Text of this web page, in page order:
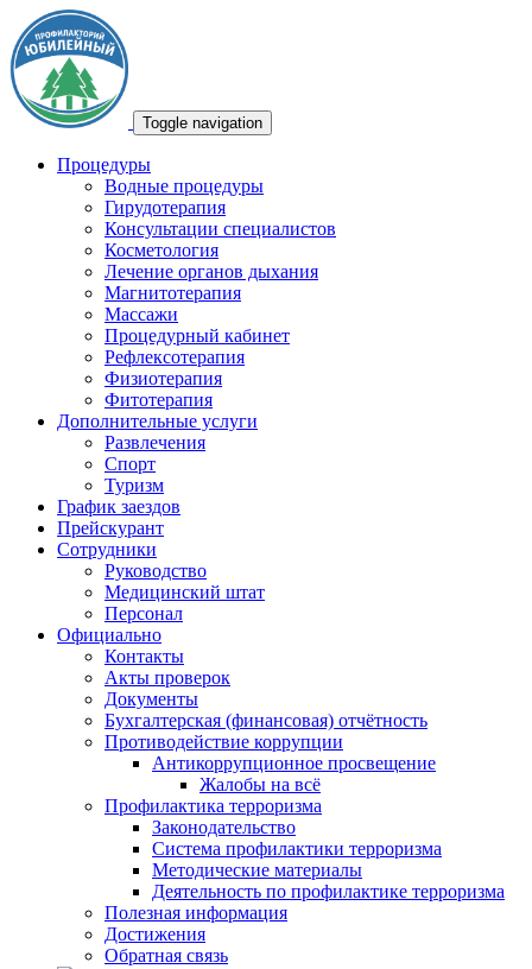
Toggle navigation
Процедуры
Водные процедуры
Гирудотерапия
Консультации специалистов
Косметология
Лечение органов дыхания
Магнитотерапия
Массажи
Процедурный кабинет
Рефлексотерапия
Физиотерапия
Фитотерапия
Дополнительные услуги
Развлечения
Спорт
Туризм
График заездов
Прейскурант
Сотрудники
Руководство
Медицинский штат
Персонал
Официально
Контакты
Акты проверок
Документы
Бухгалтерская (финансовая) отчётность
Противодействие коррупции
Антикоррупционное просвещение
Жалобы на всё
Профилактика терроризма
Законодательство
Система профилактики терроризма
Методические материалы
Деятельность по профилактике терроризма
Полезная информация
Достижения
Обратная связь